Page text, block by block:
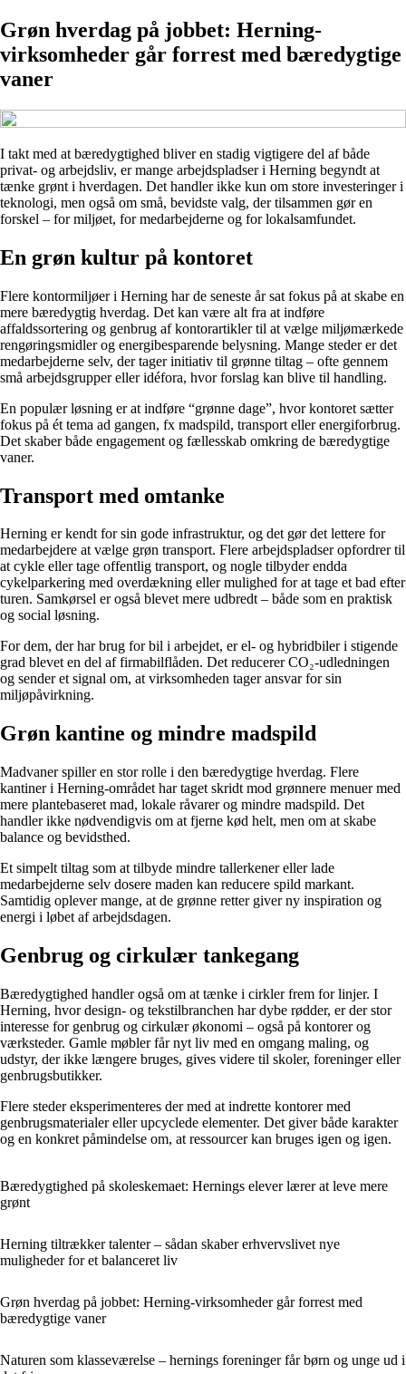
Grøn hverdag på jobbet: Herning-
virksomheder går forrest med bæredygtige
vaner
I takt med at bæredygtighed bliver en stadig vigtigere del af både
privat- og arbejdsliv, er mange arbejdspladser i Herning begyndt at
tænke grønt i hverdagen. Det handler ikke kun om store investeringer i
teknologi, men også om små, bevidste valg, der tilsammen gør en
forskel – for miljøet, for medarbejderne og for lokalsamfundet.
En grøn kultur på kontoret
Flere kontormiljøer i Herning har de seneste år sat fokus på at skabe en
mere bæredygtig hverdag. Det kan være alt fra at indføre
affaldssortering og genbrug af kontorartikler til at vælge miljømærkede
rengøringsmidler og energibesparende belysning. Mange steder er det
medarbejderne selv, der tager initiativ til grønne tiltag – ofte gennem
små arbejdsgrupper eller idéfora, hvor forslag kan blive til handling.
En populær løsning er at indføre “grønne dage”, hvor kontoret sætter
fokus på ét tema ad gangen, fx madspild, transport eller energiforbrug.
Det skaber både engagement og fællesskab omkring de bæredygtige
vaner.
Transport med omtanke
Herning er kendt for sin gode infrastruktur, og det gør det lettere for
medarbejdere at vælge grøn transport. Flere arbejdspladser opfordrer til
at cykle eller tage offentlig transport, og nogle tilbyder endda
cykelparkering med overdækning eller mulighed for at tage et bad efter
turen. Samkørsel er også blevet mere udbredt – både som en praktisk
og social løsning.
For dem, der har brug for bil i arbejdet, er el- og hybridbiler i stigende
grad blevet en del af firmabilflåden. Det reducerer CO₂-udledningen
og sender et signal om, at virksomheden tager ansvar for sin
miljøpåvirkning.
Grøn kantine og mindre madspild
Madvaner spiller en stor rolle i den bæredygtige hverdag. Flere
kantiner i Herning-området har taget skridt mod grønnere menuer med
mere plantebaseret mad, lokale råvarer og mindre madspild. Det
handler ikke nødvendigvis om at fjerne kød helt, men om at skabe
balance og bevidsthed.
Et simpelt tiltag som at tilbyde mindre tallerkener eller lade
medarbejderne selv dosere maden kan reducere spild markant.
Samtidig oplever mange, at de grønne retter giver ny inspiration og
energi i løbet af arbejdsdagen.
Genbrug og cirkulær tankegang
Bæredygtighed handler også om at tænke i cirkler frem for linjer. I
Herning, hvor design- og tekstilbranchen har dybe rødder, er der stor
interesse for genbrug og cirkulær økonomi – også på kontorer og
værksteder. Gamle møbler får nyt liv med en omgang maling, og
udstyr, der ikke længere bruges, gives videre til skoler, foreninger eller
genbrugsbutikker.
Flere steder eksperimenteres der med at indrette kontorer med
genbrugsmaterialer eller upcyclede elementer. Det giver både karakter
og en konkret påmindelse om, at ressourcer kan bruges igen og igen.
Bæredygtighed på skoleskemaet: Hernings elever lærer at leve mere
grønt
Herning tiltrækker talenter – sådan skaber erhvervslivet nye
muligheder for et balanceret liv
Grøn hverdag på jobbet: Herning-virksomheder går forrest med
bæredygtige vaner
Naturen som klasseværelse – hernings foreninger får børn og unge ud i